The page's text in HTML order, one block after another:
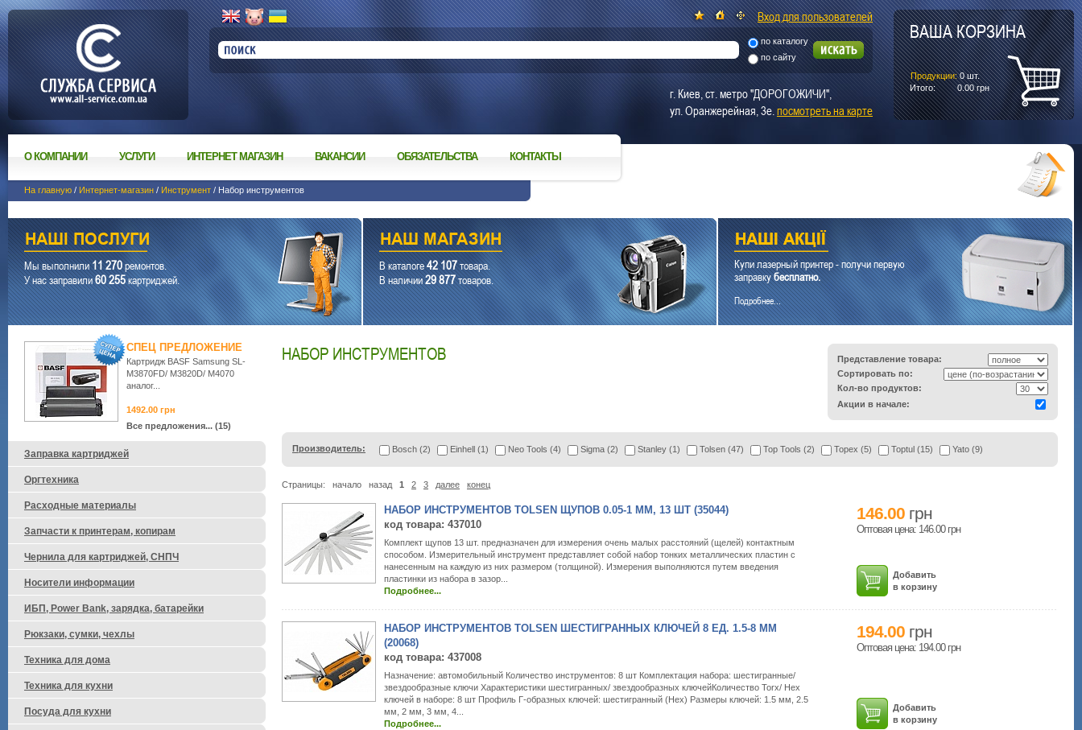
О КОМПАНИИ УСЛУГИ ИНТЕРНЕТ МАГАЗИН ВАКАНСИИ ОБЯЗАТЕЛЬСТВА КОНТАКТЫ
На главную / Интернет-магазин / Инструмент / Набор инструментов
Мы выполнили11 270ремонтов.
У нас заправили60 255картриджей.
В каталоге42 107товара.
В наличии29 877товаров.
Купи лазерный принтер - получи первую
заправкубесплатно.
Подробнее...
Представление товара:
Сортировать по:
Кол-во продуктов:
Акции в начале:
НАБОР ИНСТРУМЕНТОВ
Производитель: Bosch (2) Einhell (1) Neo Tools (4) Sigma (2) Stanley (1) Tolsen (47) Top Tools (2) Topex (5) Toptul (15) Yato (9)
Страницы: начало назад 1 2 3 далее конец
НАБОР ИНСТРУМЕНТОВ TOLSEN ЩУПОВ 0.05-1 ММ, 13 ШТ (35044)
код товара: 437010
Комплект щупов 13 шт. предназначен для измерения очень малых расстояний (щелей) контактным
способом. Измерительный инструмент представляет собой набор тонких металлических пластин с
нанесенным на каждую из них размером (толщиной). Измерения выполняются путем введения
пластинки из набора в зазор...
Подробнее...
146.00 грн
Оптовая цена: 146.00 грн
Добавить
в корзину
НАБОР ИНСТРУМЕНТОВ TOLSEN ШЕСТИГРАННЫХ КЛЮЧЕЙ 8 ЕД. 1.5-8 ММ
(20068)
код товара: 437008
Назначение: автомобильный Количество инструментов: 8 шт Комплектация набора: шестигранные/
звездообразные ключи Характеристики шестигранных/ звездообразных ключейКоличество Torx/ Hex
ключей в наборе: 8 шт Профиль Г-образных ключей: шестигранный (Hex) Размеры ключей: 1.5 мм, 2.5
мм, 2 мм, 3 мм, 4...
Подробнее...
194.00 грн
Оптовая цена: 194.00 грн
Добавить
в корзину
СПЕЦ ПРЕДЛОЖЕНИЕ
Картридж BASF Samsung SL-
M3870FD/ M3820D/ M4070
аналог...
1492.00 грн
Все предложения... (15)
Заправка картриджей
Оргтехника
Расходные материалы
Запчасти к принтерам, копирам
Чернила для картриджей, СНПЧ
Носители информации
ИБП, Power Bank, зарядка, батарейки
Рюкзаки, сумки, чехлы
Техника для дома
Техника для кухни
Посуда для кухни
ВАША КОРЗИНА
Продукции: 0шт.
Итого:
0.00 грн
Вход для пользователей
по каталогу
по сайту
г. Киев, ст. метро "ДОРОГОЖИЧИ",
ул. Оранжерейная, 3е.посмотреть на карте